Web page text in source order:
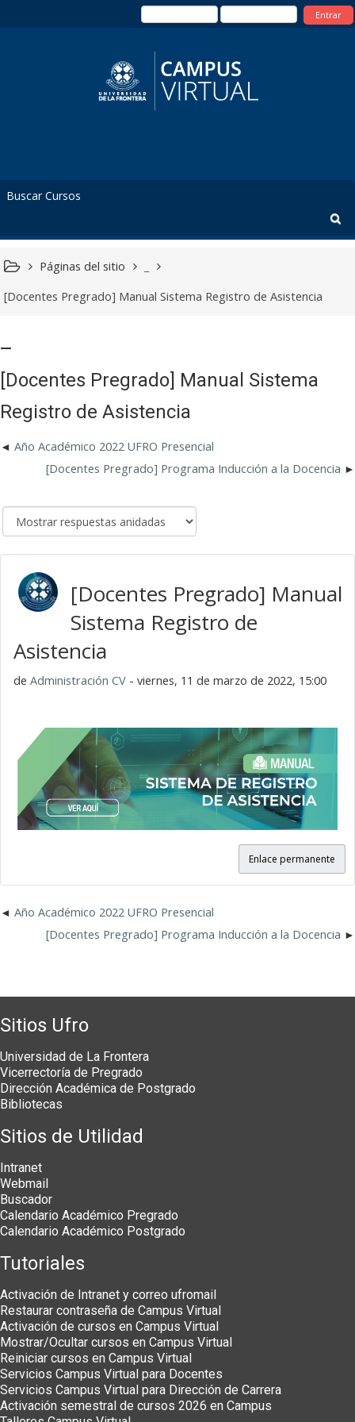
Entrar
Páginas del sitio
[Docentes Pregrado] Manual Sistema Registro de Asistencia
[Docentes Pregrado] Manual Sistema
Registro de Asistencia
Año Académico 2022 UFRO Presencial
[Docentes Pregrado] Programa Inducción a la Docencia
[Docentes Pregrado] Manual
Sistema Registro de
Asistencia
de Administración CV - viernes, 11 de marzo de 2022, 15:00
Enlace permanente
Año Académico 2022 UFRO Presencial
[Docentes Pregrado] Programa Inducción a la Docencia
Sitios Ufro
Universidad de La Frontera
Vicerrectoría de Pregrado
Dirección Académica de Postgrado
Bibliotecas
Sitios de Utilidad
Intranet
Webmail
Buscador
Calendario Académico Pregrado
Calendario Académico Postgrado
Tutoriales
Activación de Intranet y correo ufromail
Restaurar contraseña de Campus Virtual
Activación de cursos en Campus Virtual
Mostrar/Ocultar cursos en Campus Virtual
Reiniciar cursos en Campus Virtual
Servicios Campus Virtual para Docentes
Servicios Campus Virtual para Dirección de Carrera
Activación semestral de cursos 2026 en Campus